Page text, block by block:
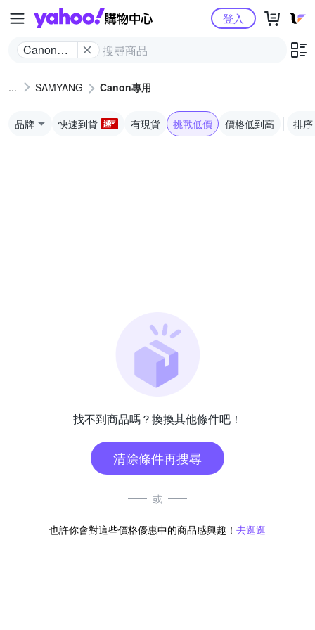
Yahoo購物中心
Canon專
登入
SAMYANG Canon專用
品牌 快速到貨 有現貨 挑戰低價 價格低到高 排序
找不到商品嗎？換換其他條件吧！
清除條件再搜尋
或
也許你會對這些價格優惠中的商品感興趣！ 去逛逛